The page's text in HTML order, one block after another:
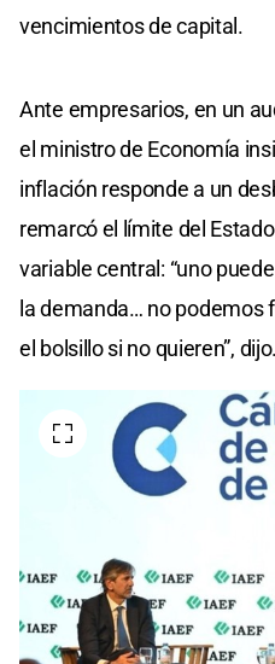
vencimientos de capital.
Ante empresarios, en un
el ministro de Economía
inflación responde a un
remarcó el límite del
variable central: “uno
la demanda… no podemos
el bolsillo si no quieren”, dijo.